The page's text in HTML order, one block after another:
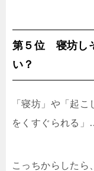
第５位 寝坊し
い？
「寝坊」や「起
をくすぐられる」
こっちからしたら